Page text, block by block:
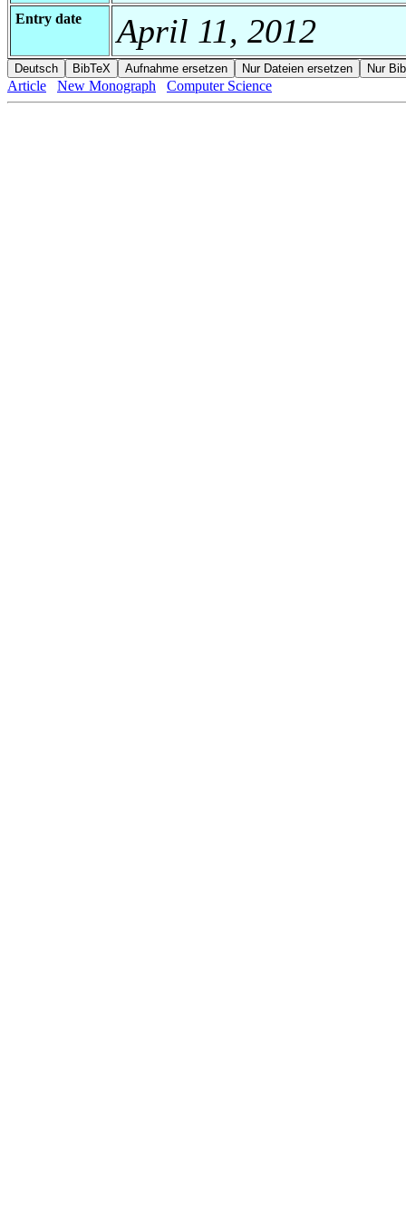
Entry date April 11, 2012
Article New Monograph Computer Science